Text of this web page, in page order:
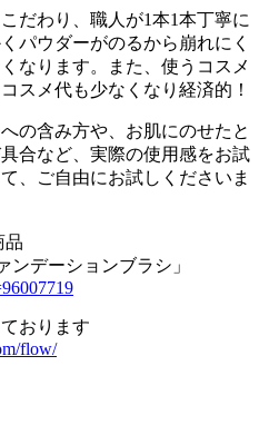
だわり、職人が1本1本丁寧に
パウダーがのるから崩れにく
なります。また、使うコスメ
スメ代も少なくなり経済的！
の含み方や、お肌にのせたと
合など、実際の使用感をお試
、ご自由にお試しくださいま
品
ンデーションブラシ」
おります
flow/